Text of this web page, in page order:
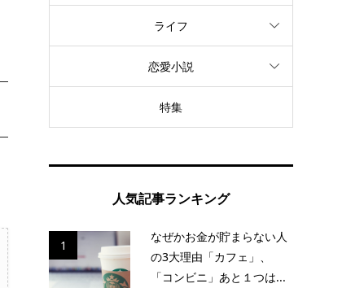
ライフ
恋愛小説
特集
人気記事ランキング
1
なぜかお金が貯まらない人
の3大理由「カフェ」、
「コンビニ」あと１つは...